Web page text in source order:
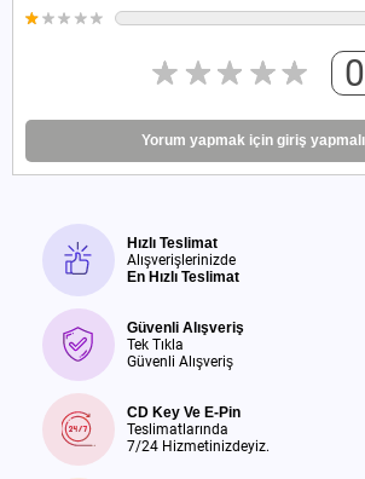
0
Yorum yapmak için giriş
Hızlı Teslimat
Alışverişlerinizde
En Hızlı Teslimat
Güvenli Alışveriş
Tek Tıkla
Güvenli Alışveriş
CD Key Ve E-Pin
Teslimatlarında
7/24 Hizmetinizdeyiz.